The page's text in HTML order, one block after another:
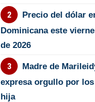
Precio del dólar
Dominicana este
de 2026
Madre de
expresa orgullo por
hija